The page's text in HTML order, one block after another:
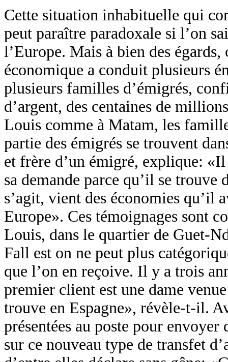
Cette situation inhabituelle qui
peut paraître paradoxale si l’on
l’Europe. Mais à bien des
économique a conduit plusieurs
plusieurs familles d’émigrés,
d’argent, des centaines de
Louis comme à Matam, les
partie des émigrés se trouvent
et frère d’un émigré, explique: «Il
sa demande parce qu’il se
s’agit, vient des économies qu’il
Europe». Ces témoignages sont
Louis, dans le quartier de Guet-
Fall est on ne peut plus
que l’on en reçoive. Il y a trois
premier client est une dame
trouve en Espagne», révèle-t-il.
présentées au poste pour
sur ce nouveau type de transfet